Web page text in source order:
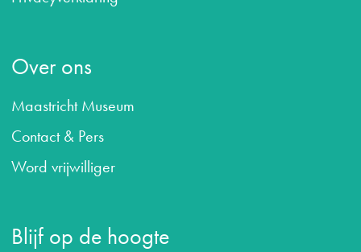
Over ons
Maastricht Museum
Contact & Pers
Word vrijwilliger
Blijf op de hoogte